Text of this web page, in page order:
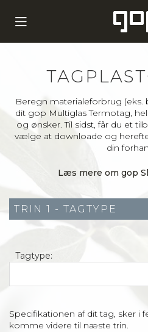
Beregn materialeforbrug
dit gop Multiglas Termotag,
og ønsker. Til sidst, får du et
vælge at downloade og
din
Læs mere om gop
TRIN 1 - TAGTYPE
Tagtype:
Specifikationen af dit tag, sker
komme videre til næste trin.